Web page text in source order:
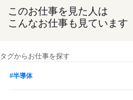
このお仕事を見た人は
こんなお仕事も見ています
タグからお仕事を探す
#半導体